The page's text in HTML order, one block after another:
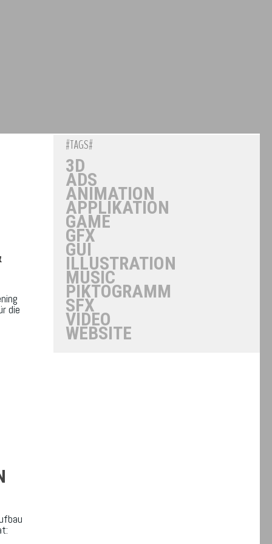
die
#TAGS#
3D
ADS
ANIMATION
APPLIKATION
GAME
GFX
GUI
ILLUSTRATION
MUSIC
PIKTOGRAMM
SFX
VIDEO
WEBSITE